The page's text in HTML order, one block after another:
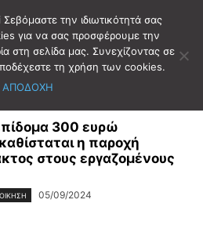
300 ευρώ
η παροχή
στους εργαζομένους
05/09/2024
την ιδιωτικότητά σας
για να σας προσφέρουμε την
στη σελίδα μας. Συνεχίζοντας σε
τη χρήση των cookies.
ΑΠΟΔΟΧΗ